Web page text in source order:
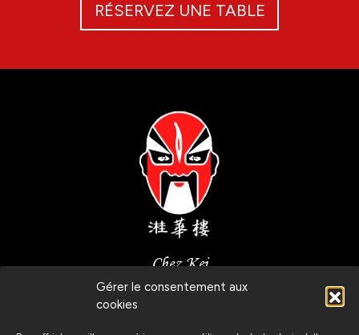
Gérer le consentement aux
cookies
RÉSERVEZ UNE TABLE
Chez Kei
Route de Malagnou, 6
1208 Genève, Suisse